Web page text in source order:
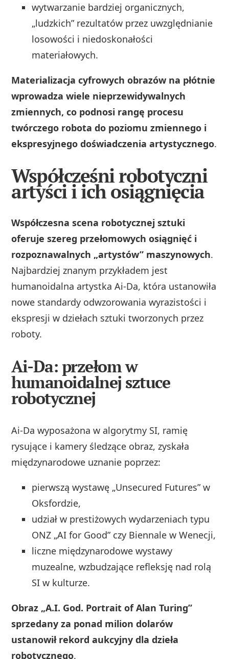
wytwarzanie bardziej organicznych,
„ludzkich” rezultatów przez uwzględnianie
losowości i niedoskonałości
materiałowych.
Materializacja cyfrowych obrazów na płótnie
wprowadza wiele nieprzewidywalnych
zmiennych, co podnosi rangę procesu
twórczego robota do poziomu zmiennego i
ekspresyjnego doświadczenia artystycznego.
Współcześni robotyczni
artyści i ich osiągnięcia
Współczesna scena robotycznej sztuki
oferuje szereg przełomowych osiągnięć i
rozpoznawalnych „artystów” maszynowych.
Najbardziej znanym przykładem jest
humanoidalna artystka Ai-Da, która ustanowiła
nowe standardy odwzorowania wyrazistości i
ekspresji w dziełach sztuki tworzonych przez
roboty.
Ai-Da: przełom w
humanoidalnej sztuce
robotycznej
Ai-Da wyposażona w algorytmy SI, ramię
rysujące i kamery śledzące obraz, zyskała
międzynarodowe uznanie poprzez:
pierwszą wystawę „Unsecured Futures” w
Oksfordzie,
udział w prestiżowych wydarzeniach typu
ONZ „AI for Good” czy Biennale w Wenecji,
liczne międzynarodowe wystawy
muzealne, wzbudzające refleksję nad rolą
SI w kulturze.
Obraz „A.I. God. Portrait of Alan Turing”
sprzedany za ponad milion dolarów
ustanowił rekord aukcyjny dla dzieła
robotycznego.